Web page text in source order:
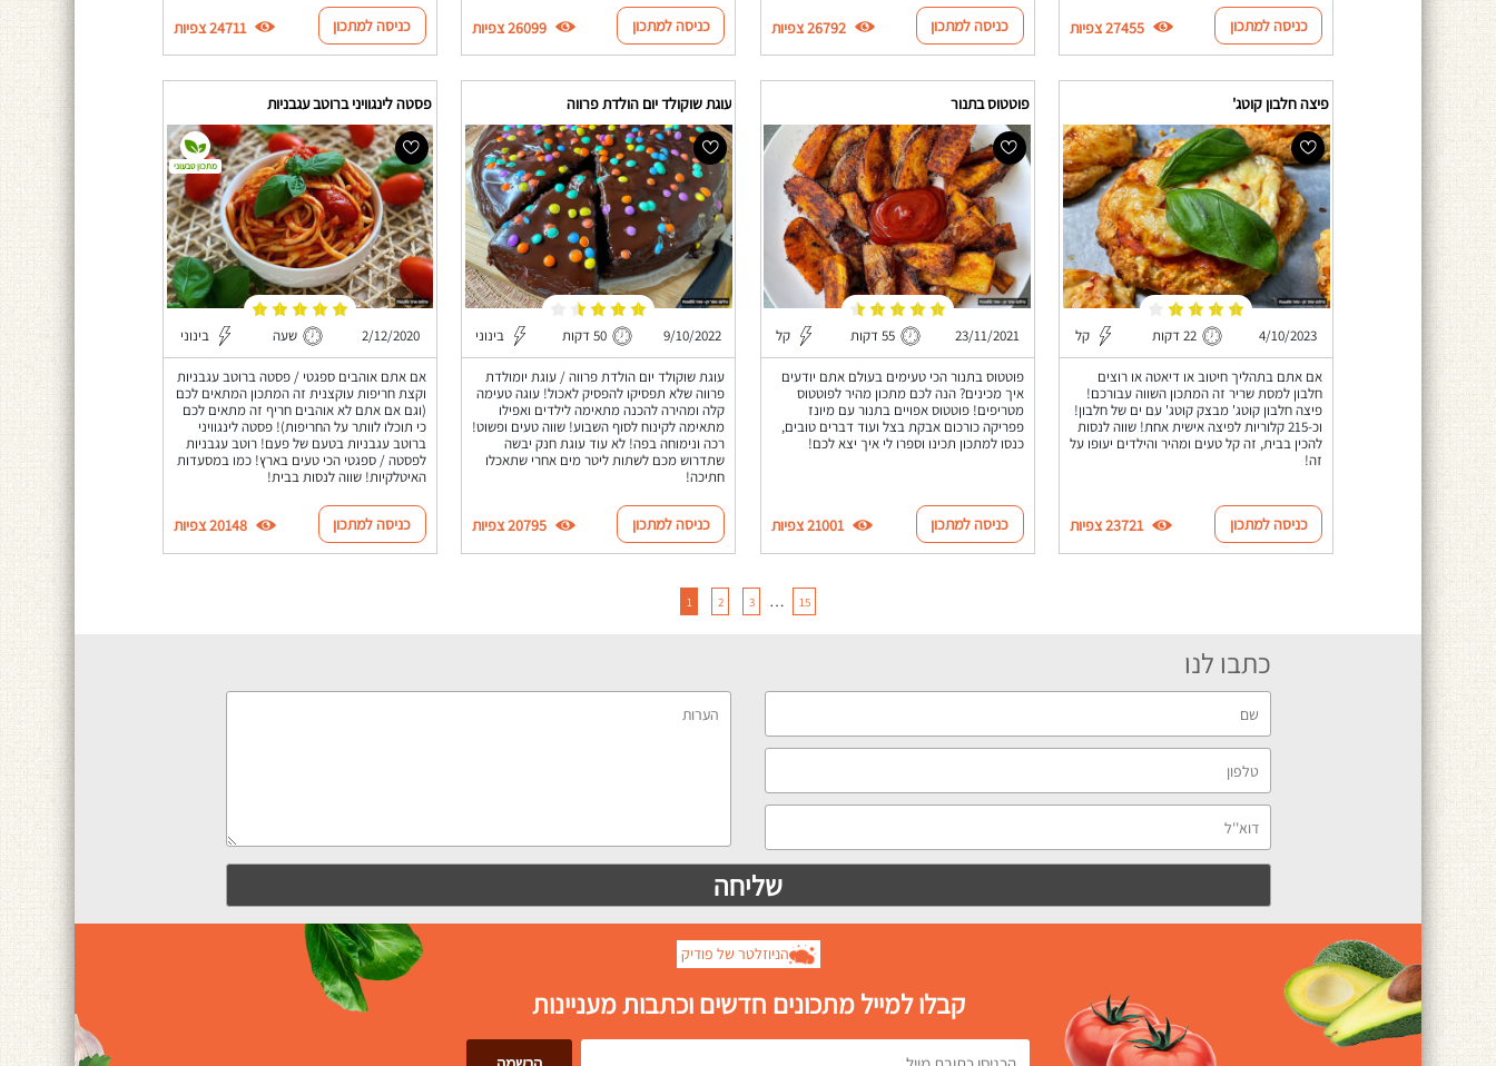
כניסה למתכון 27455 צפיות כניסה למתכון 26792 צפיות כניסה למתכון 26099 צפיות כניסה למתכון 24711 צפיות
פיצה חלבון קוטג'
4/10/2023 22 דקות קל
אם אתם בתהליך חיטוב או דיאטה או רוצים
חלבון למסת שריר זה המתכון השווה עבורכם!
פיצה חלבון קוטג' מבצק קוטג' עם ים של חלבון!
וכ-215 קלוריות לפיצה אישית אחת! שווה לנסות
להכין בבית, זה קל טעים ומהיר והילדים יעופו על
זה!
כניסה למתכון 23721 צפיות
פוטטוס בתנור
23/11/2021 55 דקות קל
פוטטוס בתנור הכי טעימים בעולם אתם יודעים
איך מכינים? הנה לכם מתכון מהיר לפוטטוס
מטריפים! פוטטוס אפויים בתנור עם מיונז
פפריקה כורכום אבקת בצל ועוד דברים טובים,
כנסו למתכון תכינו וספרו לי איך יצא לכם!
כניסה למתכון 21001 צפיות
עוגת שוקולד יום הולדת פרווה
9/10/2022 50 דקות בינוני
עוגת שוקולד יום הולדת פרווה / עוגת יומולדת
פרווה שלא תפסיקו להפסיק לאכול! עוגה טעימה
קלה ומהירה להכנה מתאימה לילדים ואפילו
מתאימה לקינוח לסוף השבוע! שווה טעים ופשוט!
רכה ונימוחה בפה! לא עוד עוגת חנק יבשה
שתדרוש מכם לשתות ליטר מים אחרי שתאכלו
חתיכה!
כניסה למתכון 20795 צפיות
פסטה לינגוויני ברוטב עגבניות
2/12/2020 שעה בינוני
אם אתם אוהבים ספגטי / פסטה ברוטב עגבניות
וקצת חריפות עוקצנית זה המתכון המתאים לכם
(וגם אם אתם לא אוהבים חריף זה מתאים לכם
כי תוכלו לוותר על החריפות)! פסטה לינגוויני
ברוטב עגבניות בטעם של פעם! רוטב עגבניות
לפסטה / ספגטי הכי טעים בארץ! כמו במסעדות
האיטלקיות! שווה לנסות בבית!
מתכון טבעוני
כניסה למתכון 20148 צפיות
1 2 3 … 15
כתבו לנו
הניוזלטר של פודיק
קבלו למייל מתכונים חדשים וכתבות מעניינות